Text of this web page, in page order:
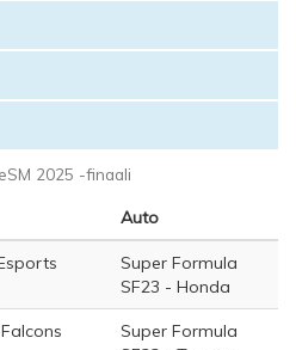
2025 -finaali
Auto
Super Formula
SF23 - Honda
Super Formula